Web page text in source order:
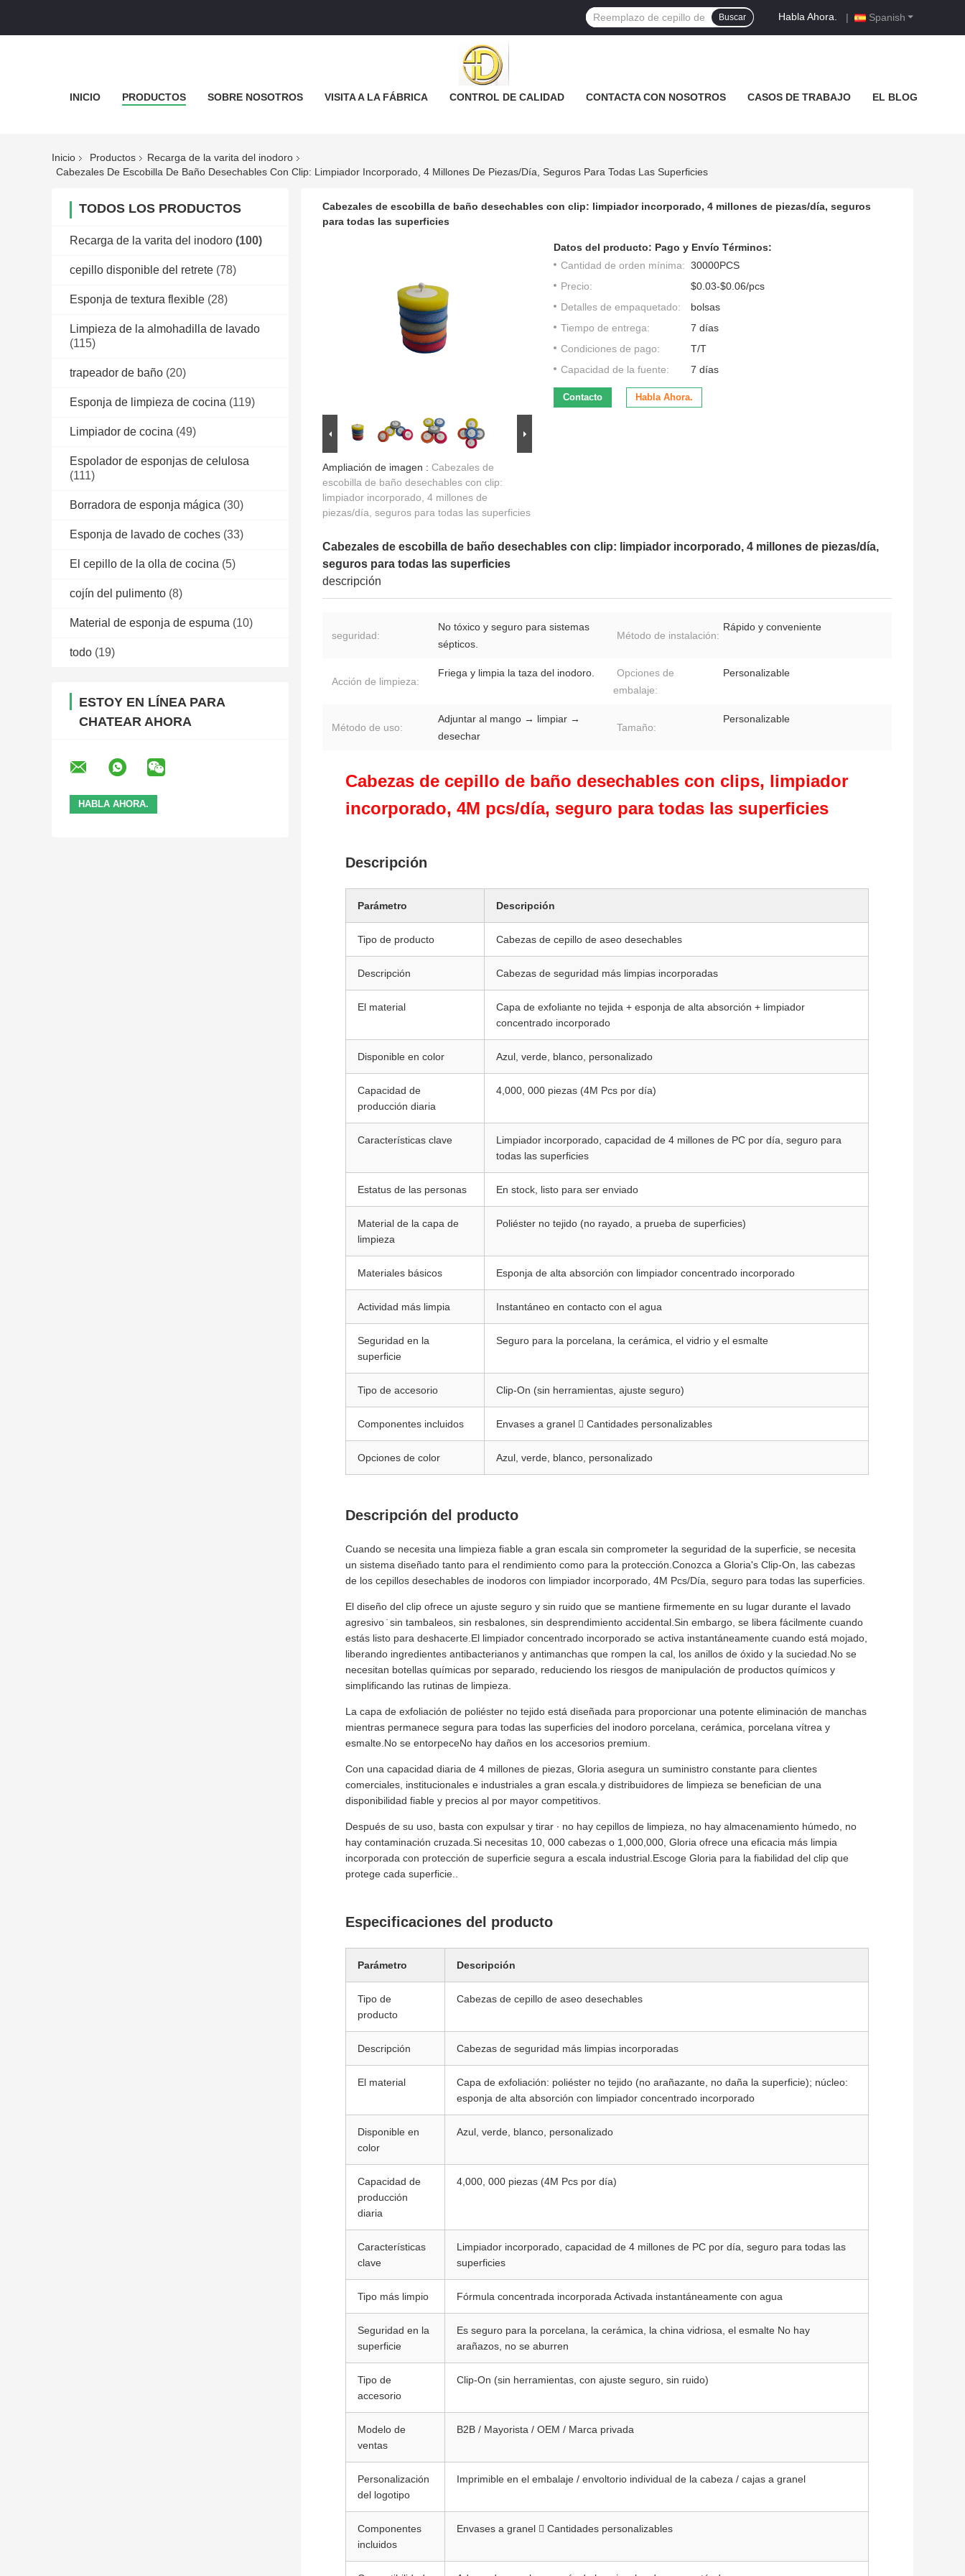
Spanish
Habla Ahora. |
Buscar
INICIO PRODUCTOS SOBRE NOSOTROS VISITA A LA FÁBRICA CONTROL DE CALIDAD CONTACTA CON NOSOTROS CASOS DE TRABAJO EL BLOG
Inicio Productos
Recarga de la varita del inodoro
Cabezales De Escobilla De Baño Desechables Con Clip: Limpiador Incorporado, 4 Millones De Piezas/día, Seguros Para Todas Las Superficies
TODOS LOS PRODUCTOS
Recarga de la varita del inodoro (100)
cepillo disponible del retrete (78)
Esponja de textura flexible (28)
Limpieza de la almohadilla de lavado
(115)
trapeador de baño (20)
Esponja de limpieza de cocina (119)
Limpiador de cocina (49)
Espolador de esponjas de celulosa
(111)
Borradora de esponja mágica (30)
Esponja de lavado de coches (33)
El cepillo de la olla de cocina (5)
cojín del pulimento (8)
Material de esponja de espuma (10)
todo (19)
ESTOY EN LÍNEA PARA
CHATEAR AHORA
Cabezales de escobilla de baño desechables con clip: limpiador incorporado, 4 millones de piezas/día, seguros
para todas las superficies
Ampliación de imagen : Cabezales de
escobilla de baño desechables con clip:
limpiador incorporado, 4 millones de
piezas/día, seguros para todas las superficies
Datos del producto: Pago y Envío Términos:
Cantidad de orden mínima: 30000PCS
Precio:
$0.03-$0.06/pcs
Detalles de empaquetado:
bolsas
Tiempo de entrega:
7 días
Condiciones de pago:
T/T
Capacidad de la fuente:
7 días
Contacto Habla Ahora.
Cabezales de escobilla de baño desechables con clip: limpiador incorporado, 4 millones de piezas/día,
seguros para todas las superficies
descripción
seguridad:
No tóxico y seguro para sistemas
sépticos.
Método de instalación:
Rápido y conveniente
Acción de limpieza:
Friega y limpia la taza del inodoro.
Opciones de
embalaje:
Personalizable
Método de uso:
Adjuntar al mango → limpiar →
desechar
Tamaño:
Personalizable
Cabezas de cepillo de baño desechables con clips, limpiador
incorporado, 4M pcs/día, seguro para todas las superficies
Descripción
Parámetro Descripción
Tipo de producto Cabezas de cepillo de aseo desechables
Descripción Cabezas de seguridad más limpias incorporadas
El material
Capa de exfoliante no tejida + esponja de alta absorción + limpiador
concentrado incorporado
Disponible en color Azul, verde, blanco, personalizado
Capacidad de
producción diaria
4,000, 000 piezas (4M Pcs por día)
Características clave
Limpiador incorporado, capacidad de 4 millones de PC por día, seguro para
todas las superficies
Estatus de las personas En stock, listo para ser enviado
Material de la capa de
limpieza
Poliéster no tejido (no rayado, a prueba de superficies)
Materiales básicos Esponja de alta absorción con limpiador concentrado incorporado
Actividad más limpia Instantáneo en contacto con el agua
Seguridad en la
superficie
Seguro para la porcelana, la cerámica, el vidrio y el esmalte
Tipo de accesorio Clip-On (sin herramientas, ajuste seguro)
Componentes incluidos Envases a granel  Cantidades personalizables
Opciones de color Azul, verde, blanco, personalizado
Descripción del producto
Cuando se necesita una limpieza fiable a gran escala sin comprometer la seguridad de la superficie, se necesita
un sistema diseñado tanto para el rendimiento como para la protección.Conozca a Gloria's Clip-On, las cabezas
de los cepillos desechables de inodoros con limpiador incorporado, 4M Pcs/Día, seguro para todas las superficies.
El diseño del clip ofrece un ajuste seguro y sin ruido que se mantiene firmemente en su lugar durante el lavado
agresivo ̇ sin tambaleos, sin resbalones, sin desprendimiento accidental.Sin embargo, se libera fácilmente cuando
estás listo para deshacerte.El limpiador concentrado incorporado se activa instantáneamente cuando está mojado,
liberando ingredientes antibacterianos y antimanchas que rompen la cal, los anillos de óxido y la suciedad.No se
necesitan botellas químicas por separado, reduciendo los riesgos de manipulación de productos químicos y
simplificando las rutinas de limpieza.
La capa de exfoliación de poliéster no tejido está diseñada para proporcionar una potente eliminación de manchas
mientras permanece segura para todas las superficies del inodoro porcelana, cerámica, porcelana vítrea y
esmalte.No se entorpeceNo hay daños en los accesorios premium.
Con una capacidad diaria de 4 millones de piezas, Gloria asegura un suministro constante para clientes
comerciales, institucionales e industriales a gran escala.y distribuidores de limpieza se benefician de una
disponibilidad fiable y precios al por mayor competitivos.
Después de su uso, basta con expulsar y tirar ∙ no hay cepillos de limpieza, no hay almacenamiento húmedo, no
hay contaminación cruzada.Si necesitas 10, 000 cabezas o 1,000,000, Gloria ofrece una eficacia más limpia
incorporada con protección de superficie segura a escala industrial.Escoge Gloria para la fiabilidad del clip que
protege cada superficie..
Especificaciones del producto
Parámetro Descripción
Tipo de
producto
Cabezas de cepillo de aseo desechables
Descripción Cabezas de seguridad más limpias incorporadas
El material
Capa de exfoliación: poliéster no tejido (no arañazante, no daña la superficie); núcleo:
esponja de alta absorción con limpiador concentrado incorporado
Disponible en
color
Azul, verde, blanco, personalizado
Capacidad de
producción
diaria
4,000, 000 piezas (4M Pcs por día)
Características
clave
Limpiador incorporado, capacidad de 4 millones de PC por día, seguro para todas las
superficies
Tipo más limpio Fórmula concentrada incorporada Activada instantáneamente con agua
Seguridad en la
superficie
Es seguro para la porcelana, la cerámica, la china vidriosa, el esmalte No hay
arañazos, no se aburren
Tipo de
accesorio
Clip-On (sin herramientas, con ajuste seguro, sin ruido)
Modelo de
ventas
B2B / Mayorista / OEM / Marca privada
Personalización
del logotipo
Imprimible en el embalaje / envoltorio individual de la cabeza / cajas a granel
Componentes
incluidos
Envases a granel  Cantidades personalizables